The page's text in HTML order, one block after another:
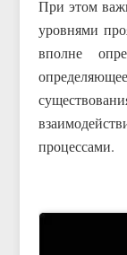
При этом
уровнями
вполне
процессами.